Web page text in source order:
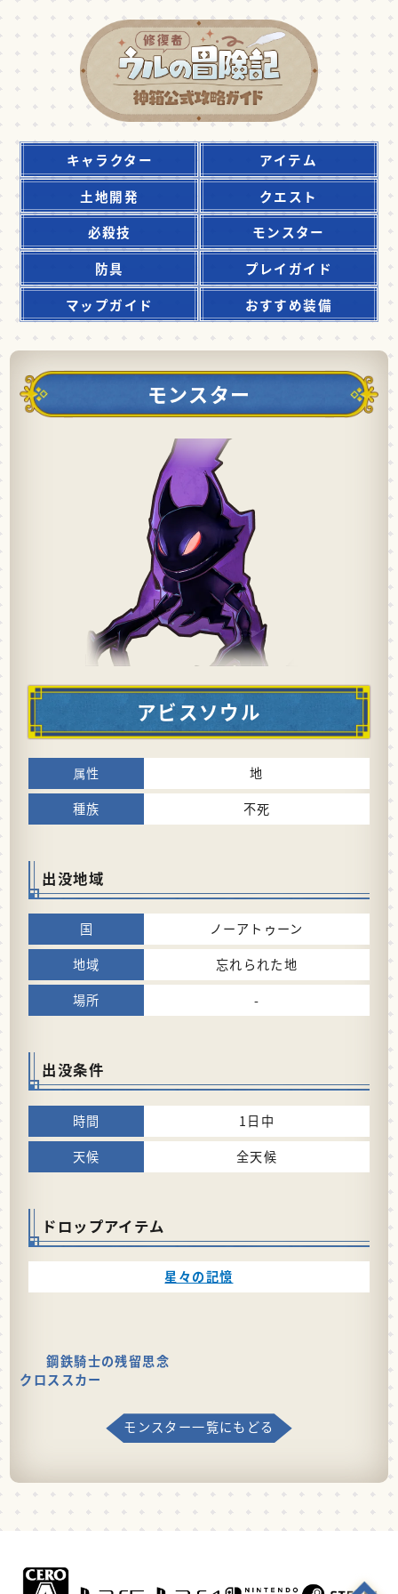
キャラクター
アイテム
土地開発
クエスト
必殺技
モンスター
防具
プレイガイド
マップガイド
おすすめ装備
モンスター
アビスソウル
地
不死
出没地域
ノーアトゥーン
忘れられた地
-
出没条件
1日中
全天候
ドロップアイテム
星々の記憶
鋼鉄騎士の残留思念
クロススカー
モンスター一覧にもどる